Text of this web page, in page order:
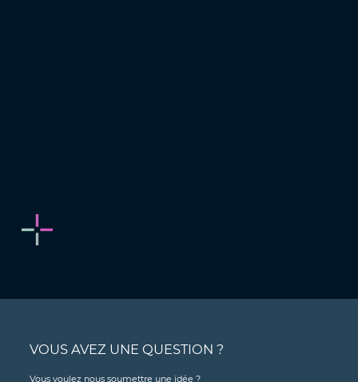
VOUS AVEZ UNE QUESTION ?
Vous voulez nous soumettre une idée ?